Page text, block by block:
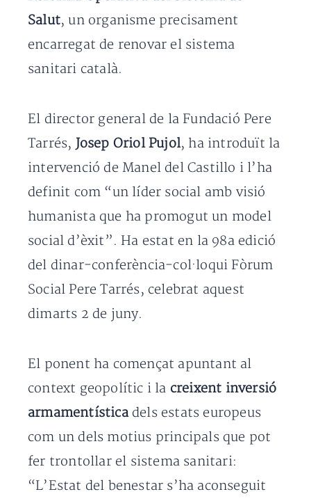
Salut, un organisme precisament
encarregat de renovar el sistema
sanitari català.
El director general de la Fundació Pere
Tarrés, Josep Oriol Pujol, ha introduït la
intervenció de Manel del Castillo i l’ha
definit com “un líder social amb visió
humanista que ha promogut un model
social d’èxit”. Ha estat en la 98a edició
del dinar-conferència-col·loqui Fòrum
Social Pere Tarrés, celebrat aquest
dimarts 2 de juny.
El ponent ha començat apuntant al
context geopolític i la creixent inversió
armamentísticadels estats europeus
com un dels motius principals que pot
fer trontollar el sistema sanitari:
“L’Estat del benestar s’ha aconseguit